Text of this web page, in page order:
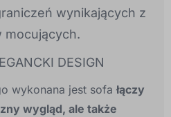
wynikających z
mocujących.
DESIGN
wykonana jest sofa łączy
wygląd, ale także